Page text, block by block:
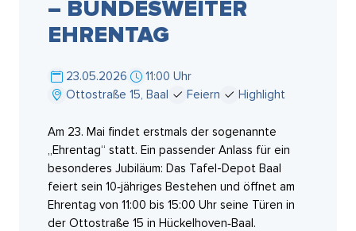
– BUNDESWEITER
EHRENTAG
23.05.2026
11:00 Uhr
Ottostraße 15, Baal
Feiern Highlight
Am 23. Mai findet erstmals der sogenannte
„Ehrentag“ statt. Ein passender Anlass für ein
besonderes Jubiläum: Das Tafel-Depot Baal
feiert sein 10‑jähriges Bestehen und öffnet am
Ehrentag von 11:00 bis 15:00 Uhr seine Türen in
der Ottostraße 15 in Hückelhoven‑Baal.